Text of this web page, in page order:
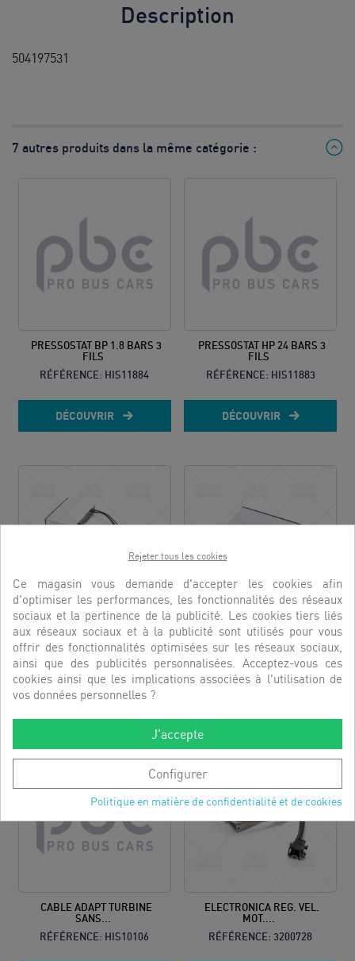
Description
504197531
7 autres produits dans la même catégorie :
PRESSOSTAT BP 1.8 BARS 3
FILS
RÉFÉRENCE: HIS11884
DÉCOUVRIR
PRESSOSTAT HP 24 BARS 3
FILS
RÉFÉRENCE: HIS11883
DÉCOUVRIR
BOITIER ELECTRONIQUE...
RÉFÉRENCE:3200662
DÉCOUVRIR
BOITIER EVAPORATEUR REF...
RÉFÉRENCE: 3200627
CABLE ADAPT TURBINE
SANS...
RÉFÉRENCE: HIS10106
ELECTRONICA REG. VEL.
MOT....
RÉFÉRENCE: 3200728
Rejeter tous les cookies
Ce magasin vous demande d'accepter les cookies afin
d'optimiser les performances, les fonctionnalités des réseaux
sociaux et la pertinence de la publicité. Les cookies tiers liés
aux réseaux sociaux et à la publicité sont utilisés pour vous
offrir des fonctionnalités optimisées sur les réseaux sociaux,
ainsi que des publicités personnalisées. Acceptez-vous ces
cookies ainsi que les implications associées à l'utilisation de
vos données personnelles ?
J'accepte
Configurer
Politique en matière de confidentialité et de cookies